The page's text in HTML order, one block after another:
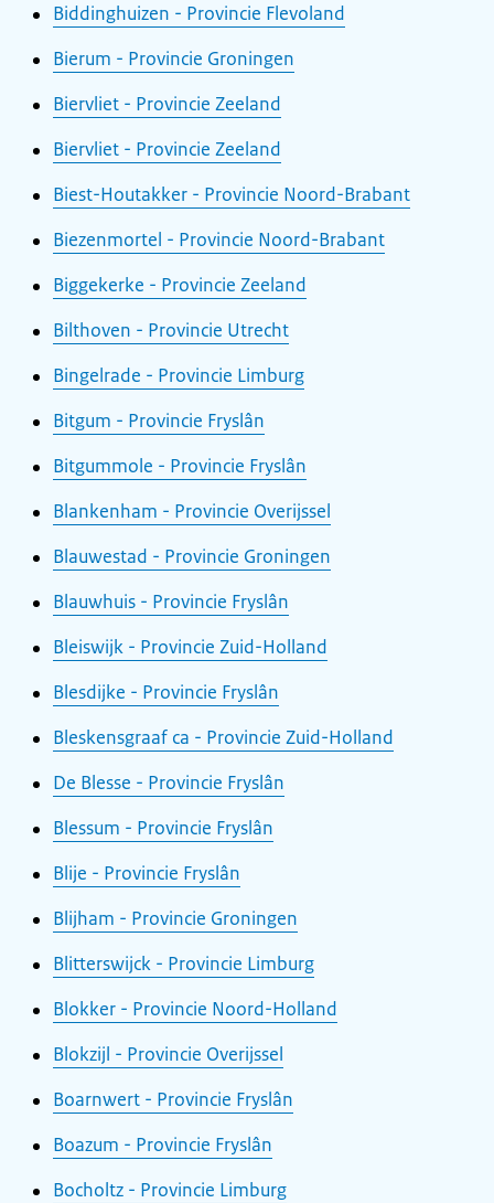
Biddinghuizen - Provincie Flevoland
Bierum - Provincie Groningen
Biervliet - Provincie Zeeland
Biervliet - Provincie Zeeland
Biest-Houtakker - Provincie Noord-Brabant
Biezenmortel - Provincie Noord-Brabant
Biggekerke - Provincie Zeeland
Bilthoven - Provincie Utrecht
Bingelrade - Provincie Limburg
Bitgum - Provincie Fryslân
Bitgummole - Provincie Fryslân
Blankenham - Provincie Overijssel
Blauwestad - Provincie Groningen
Blauwhuis - Provincie Fryslân
Bleiswijk - Provincie Zuid-Holland
Blesdijke - Provincie Fryslân
Bleskensgraaf ca - Provincie Zuid-Holland
De Blesse - Provincie Fryslân
Blessum - Provincie Fryslân
Blije - Provincie Fryslân
Blijham - Provincie Groningen
Blitterswijck - Provincie Limburg
Blokker - Provincie Noord-Holland
Blokzijl - Provincie Overijssel
Boarnwert - Provincie Fryslân
Boazum - Provincie Fryslân
Bocholtz - Provincie Limburg